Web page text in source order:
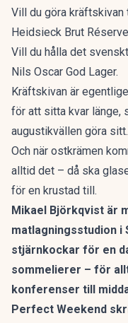
Vill du göra
Heidsieck Brut
Vill du hålla det
Nils Oscar God Lager.
Kräftskivan är
för att sitta kvar länge,
augustikvällen göra sitt.
Och när ostkrämen
alltid det – då ska
för en krustad till.
Mikael Björkqvist är
matlagningsstudion i
stjärnkockar för en
sommelierer – för
konferenser till
Perfect Weekend